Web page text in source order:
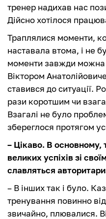
тренер надихав нас
Дійсно хотілося
Траплялися моменти,
наставала втома, і не
моменти завжди можна
Віктором
ставився до ситуації.
рази коротшим чи
Взагалі не було
збереглося протягом
– Цікаво. В основному,
великих успіхів зі
славляться
– В інших так і було.
тренування повинно
звичайно, плювалися.